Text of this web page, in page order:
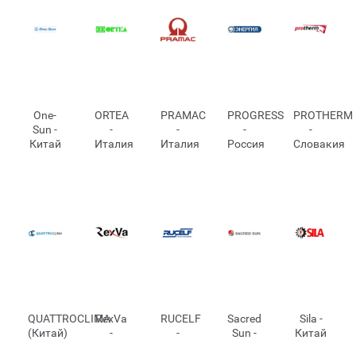
One-
Sun -
Китай
ORTEA
-
Италия
PRAMAC
-
Италия
PROGRESS
-
Россия
PROTHERM
-
Словакия
QUATTROCLIMA
(Китай)
RexVa
-
RUCELF
-
Sacred
Sun -
Sila -
Китай